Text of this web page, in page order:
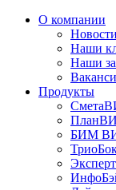
О компании
Новости
Наши
Наши
Продукты
БИМ